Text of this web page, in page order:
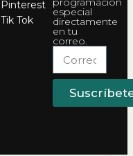
Pinterest
Tik Tok
especial
directamente
en tu
correo.